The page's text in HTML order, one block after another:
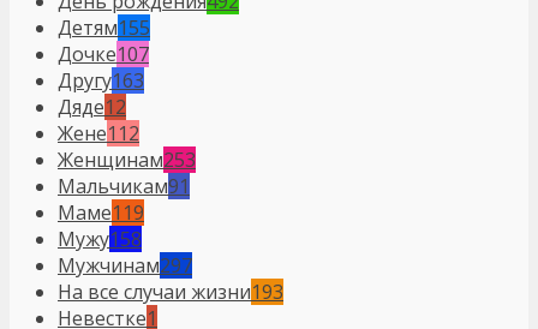
Детям155
Дочке107
Другу163
Дяде12
Жене112
Женщинам253
Мальчикам91
Маме119
Мужу158
Мужчинам297
На все случаи жизни193
Невестке1